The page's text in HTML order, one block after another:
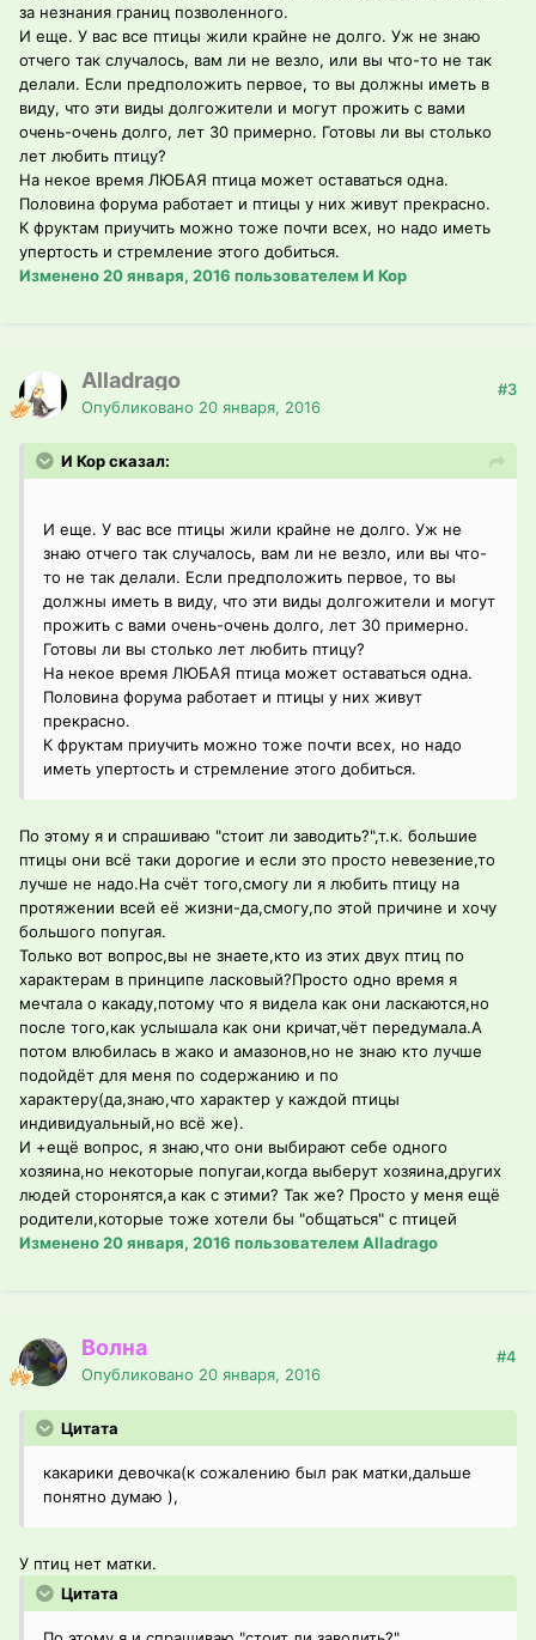
за незнания границ позволенного.
И еще. У вас все птицы жили крайне не долго. Уж не знаю
отчего так случалось, вам ли не везло, или вы что-то не так
делали. Если предположить первое, то вы должны иметь в
виду, что эти виды долгожители и могут прожить с вами
очень-очень долго, лет 30 примерно. Готовы ли вы столько
лет любить птицу?
На некое время ЛЮБАЯ птица может оставаться одна.
Половина форума работает и птицы у них живут прекрасно.
К фруктам приучить можно тоже почти всех, но надо иметь
упертость и стремление этого добиться.
Изменено20 января, 2016 пользователем И Кор
Alladrago
Опубликовано 20 января, 2016
#3
И Кор сказал:
И еще. У вас все птицы жили крайне не долго. Уж не
знаю отчего так случалось, вам ли не везло, или вы что-
то не так делали. Если предположить первое, то вы
должны иметь в виду, что эти виды долгожители и могут
прожить с вами очень-очень долго, лет 30 примерно.
Готовы ли вы столько лет любить птицу?
На некое время ЛЮБАЯ птица может оставаться одна.
Половина форума работает и птицы у них живут
прекрасно.
К фруктам приучить можно тоже почти всех, но надо
иметь упертость и стремление этого добиться.
По этому я и спрашиваю "стоит ли заводить?",т.к. большие
птицы они всё таки дорогие и если это просто невезение,то
лучше не надо.На счёт того,смогу ли я любить птицу на
протяжении всей её жизни-да,смогу,по этой причине и хочу
большого попугая.
Только вот вопрос,вы не знаете,кто из этих двух птиц по
характерам в принципе ласковый?Просто одно время я
мечтала о какаду,потому что я видела как они ласкаются,но
после того,как услышала как они кричат,чёт передумала.А
потом влюбилась в жако и амазонов,но не знаю кто лучше
подойдёт для меня по содержанию и по
характеру(да,знаю,что характер у каждой птицы
индивидуальный,но всё же).
И +ещё вопрос, я знаю,что они выбирают себе одного
хозяина,но некоторые попугаи,когда выберут хозяина,других
людей сторонятся,а как с этими? Так же? Просто у меня ещё
родители,которые тоже хотели бы "общаться" с птицей
Изменено20 января, 2016 пользователем Alladrago
Волна
Опубликовано 20 января, 2016
#4
Цитата
какарики девочка(к сожалению был рак матки,дальше
понятно думаю ),
У птиц нет матки.
Цитата